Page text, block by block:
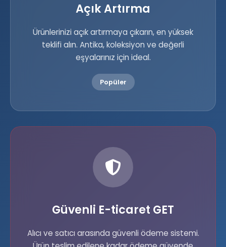
Açık Artırma
Ürünlerinizi açık artırmaya çıkarın, en yüksek
teklifi alın. Antika, koleksiyon ve değerli
eşyalarınız için ideal.
Popüler
Güvenli E-ticaret GET
Alıcı ve satıcı arasında güvenli ödeme sistemi.